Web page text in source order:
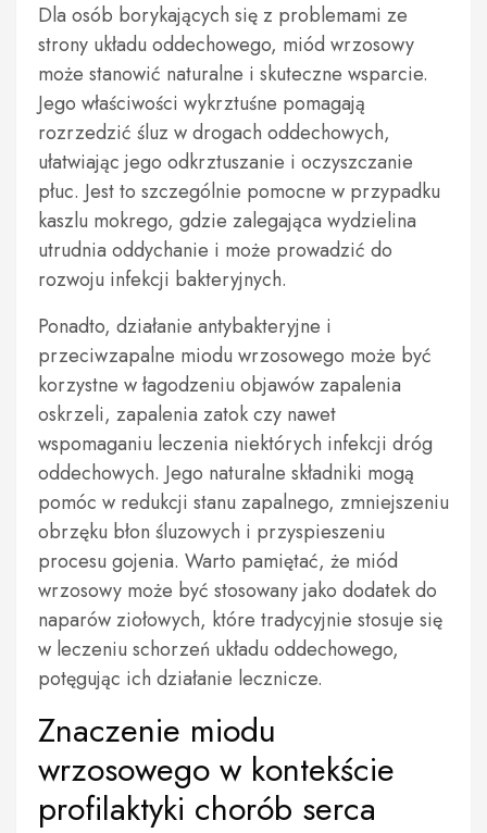
Dla osób borykających się z problemami ze
strony układu oddechowego, miód wrzosowy
może stanowić naturalne i skuteczne wsparcie.
Jego właściwości wykrztuśne pomagają
rozrzedzić śluz w drogach oddechowych,
ułatwiając jego odkrztuszanie i oczyszczanie
płuc. Jest to szczególnie pomocne w przypadku
kaszlu mokrego, gdzie zalegająca wydzielina
utrudnia oddychanie i może prowadzić do
rozwoju infekcji bakteryjnych.
Ponadto, działanie antybakteryjne i
przeciwzapalne miodu wrzosowego może być
korzystne w łagodzeniu objawów zapalenia
oskrzeli, zapalenia zatok czy nawet
wspomaganiu leczenia niektórych infekcji dróg
oddechowych. Jego naturalne składniki mogą
pomóc w redukcji stanu zapalnego, zmniejszeniu
obrzęku błon śluzowych i przyspieszeniu
procesu gojenia. Warto pamiętać, że miód
wrzosowy może być stosowany jako dodatek do
naparów ziołowych, które tradycyjnie stosuje się
w leczeniu schorzeń układu oddechowego,
potęgując ich działanie lecznicze.
Znaczenie miodu
wrzosowego w kontekście
profilaktyki chorób serca